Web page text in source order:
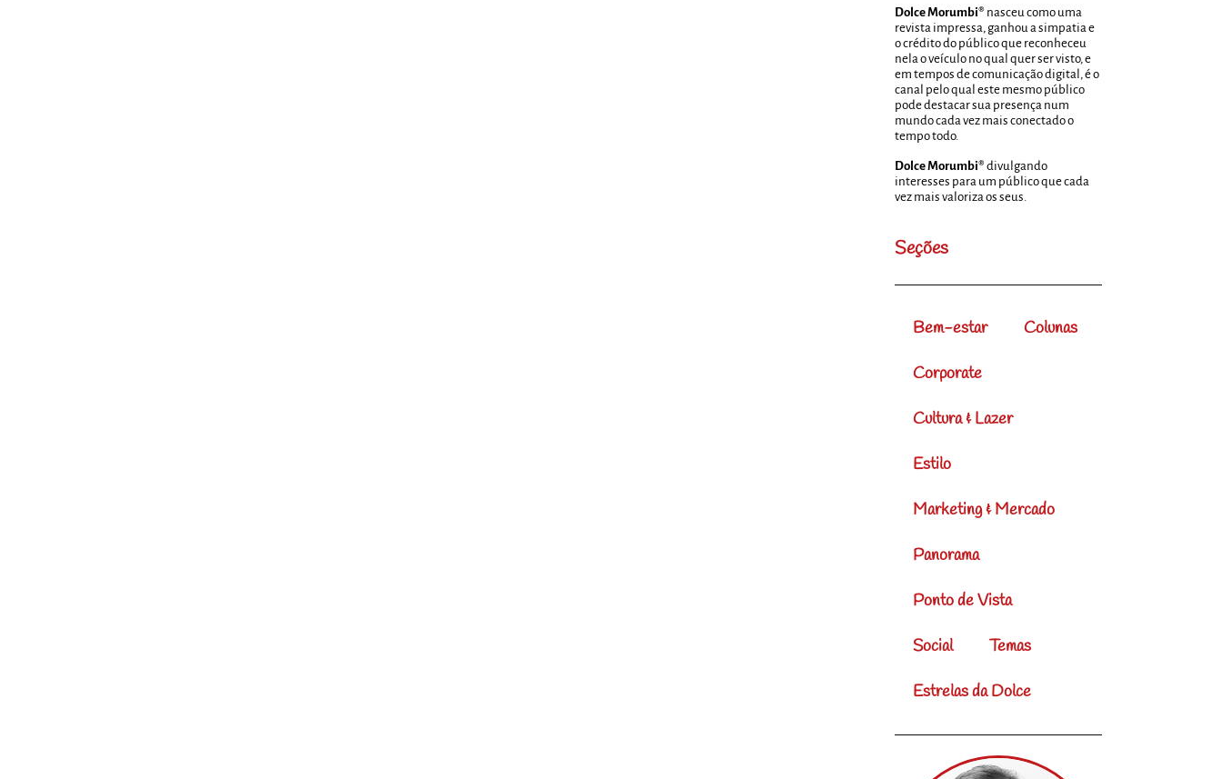
Dolce Morumbi® nasceu como uma
revista impressa, ganhou a simpatia e
o crédito do público que reconheceu
nela o veículo no qual quer ser visto, e
em tempos de comunicação digital, é o
canal pelo qual este mesmo público
pode destacar sua presença num
mundo cada vez mais conectado o
tempo todo.
Dolce Morumbi® divulgando
interesses para um público que cada
vez mais valoriza os seus.
Seções
Bem-estar Colunas
Corporate
Cultura & Lazer
Estilo
Marketing & Mercado
Panorama
Ponto de Vista
Social Temas
Estrelas da Dolce